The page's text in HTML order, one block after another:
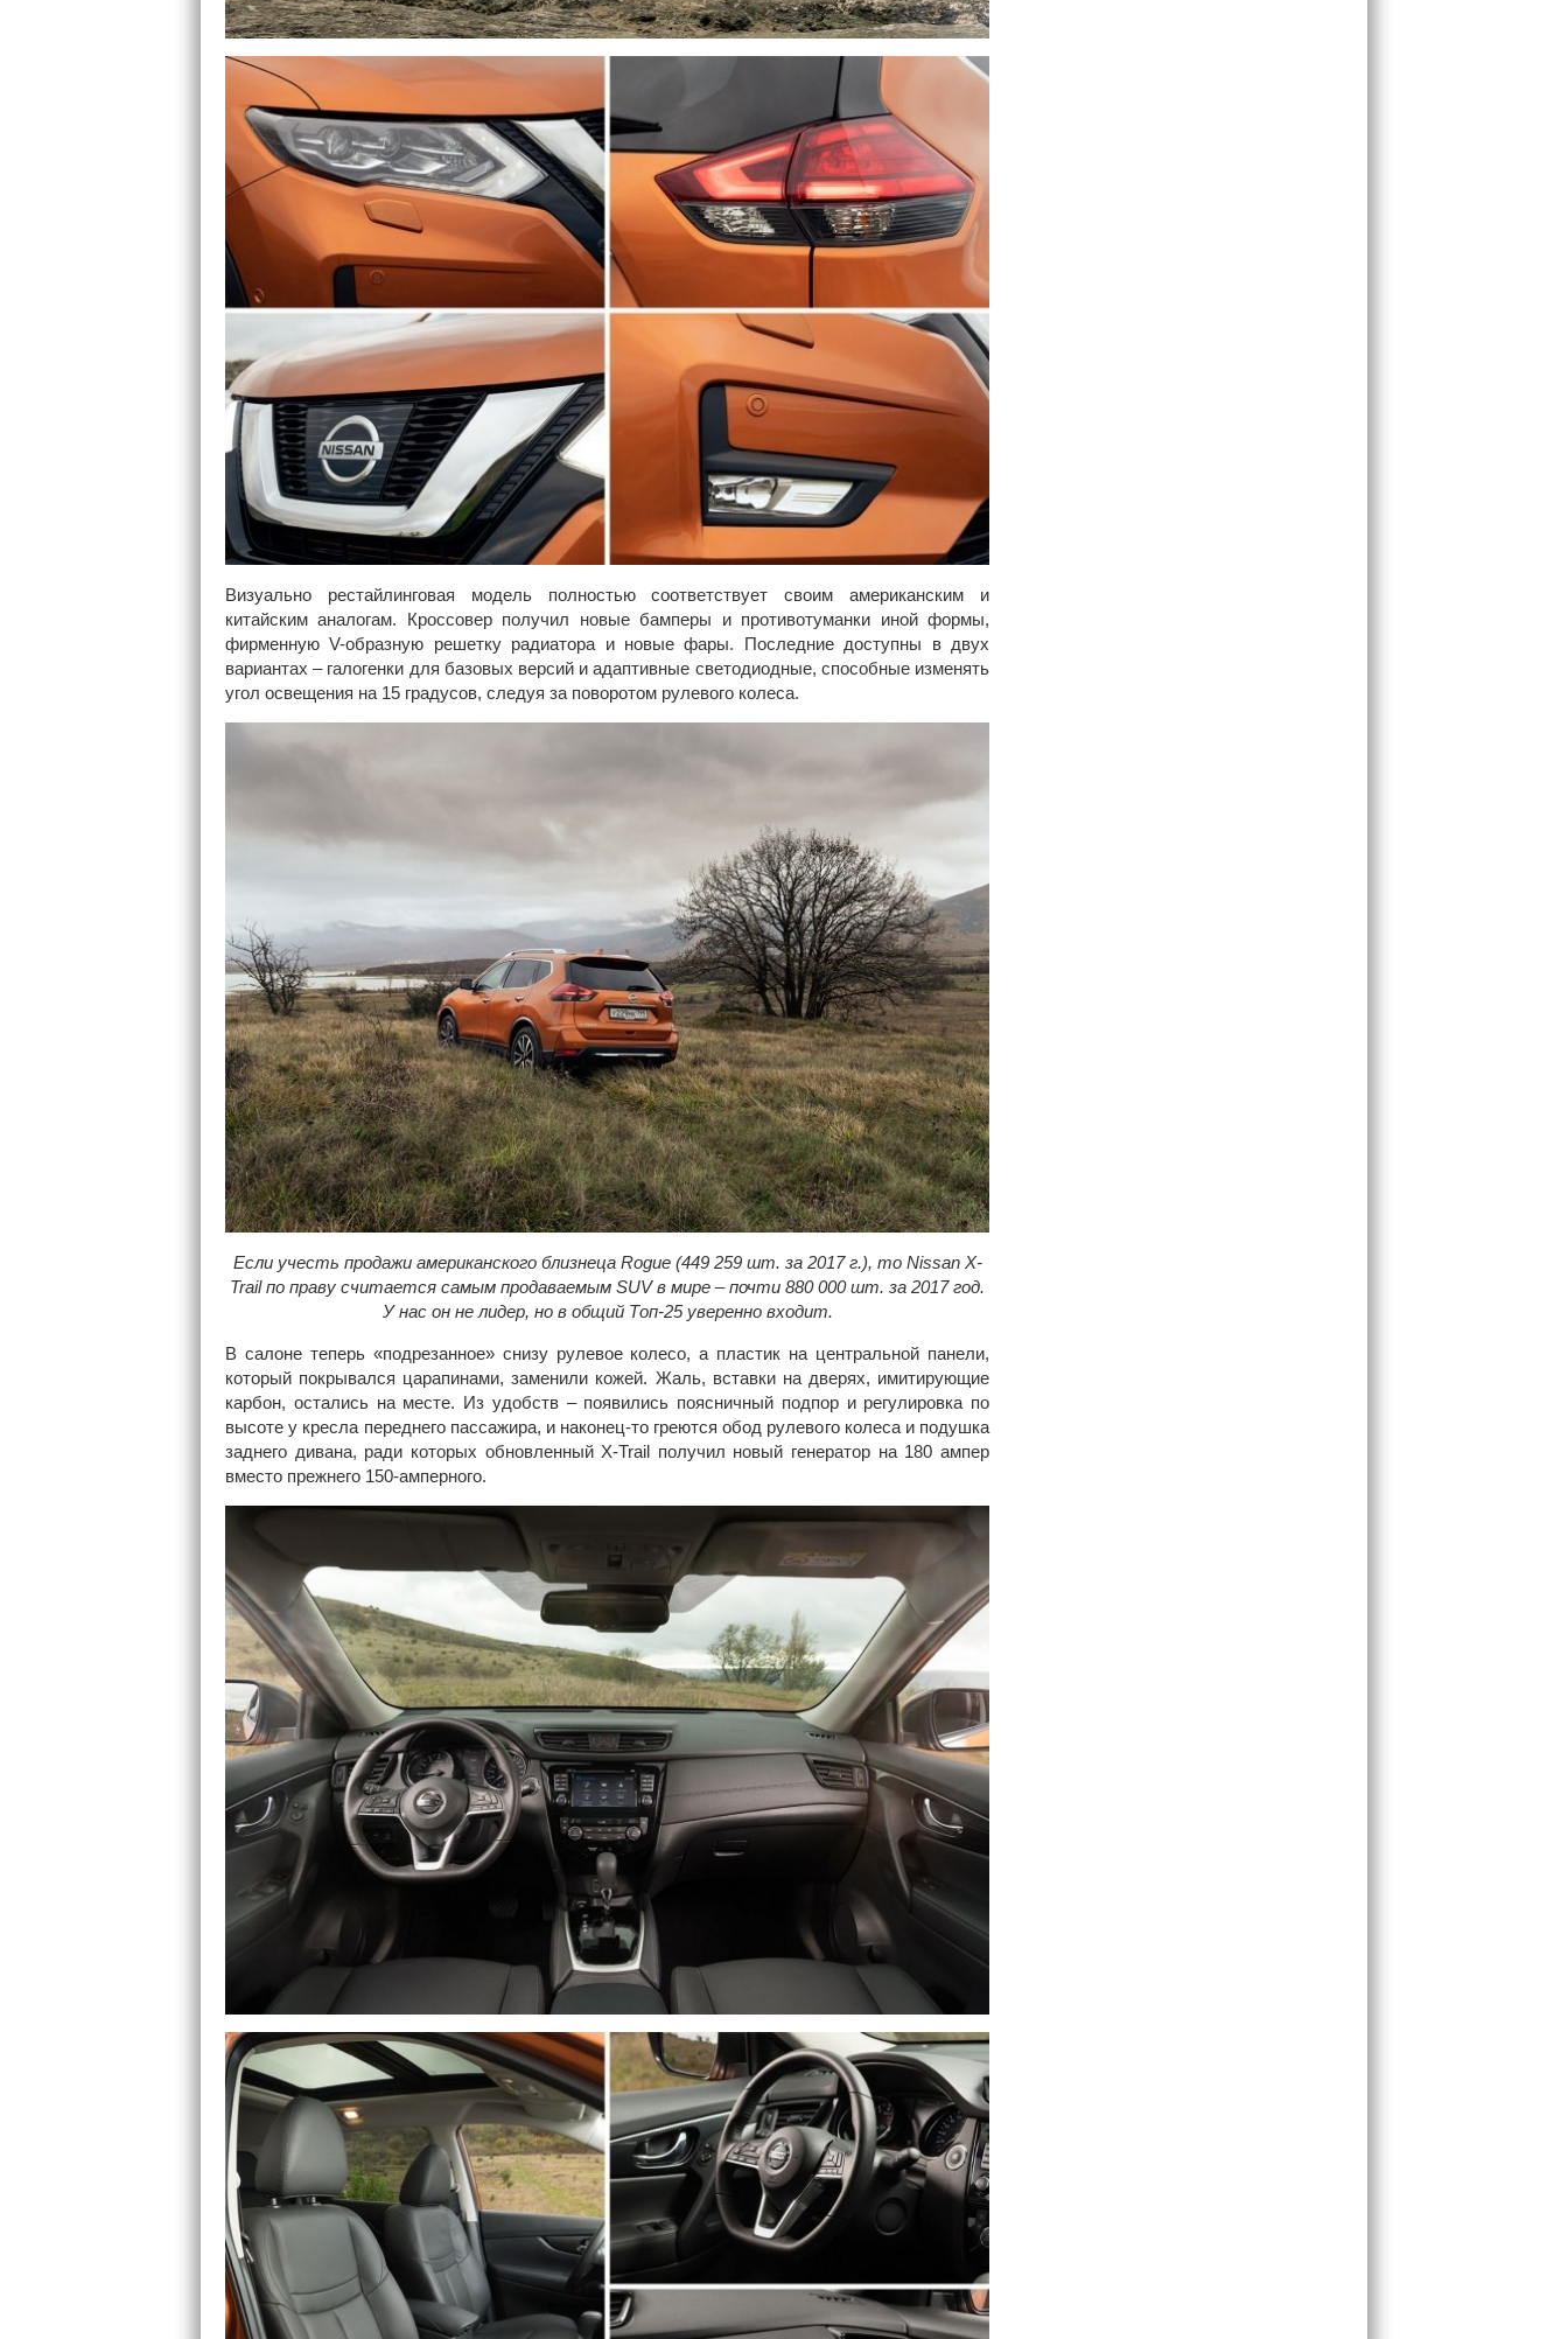
Визуально рестайлинговая модель полностью соответствует своим американским и
китайским аналогам. Кроссовер получил новые бамперы и противотуманки иной формы,
фирменную V-образную решетку радиатора и новые фары. Последние доступны в двух
вариантах – галогенки для базовых версий и адаптивные светодиодные, способные изменять
угол освещения на 15 градусов, следуя за поворотом рулевого колеса.
Если учесть продажи американского близнеца Rogue (449 259 шт. за 2017 г.), то Nissan X-
Trail по праву считается самым продаваемым SUV в мире – почти 880 000 шт. за 2017 год.
У нас он не лидер, но в общий Топ-25 уверенно входит.
В салоне теперь «подрезанное» снизу рулевое колесо, а пластик на центральной панели,
который покрывался царапинами, заменили кожей. Жаль, вставки на дверях, имитирующие
карбон, остались на месте. Из удобств – появились поясничный подпор и регулировка по
высоте у кресла переднего пассажира, и наконец-то греются обод рулевого колеса и подушка
заднего дивана, ради которых обновленный X-Trail получил новый генератор на 180 ампер
вместо прежнего 150-амперного.